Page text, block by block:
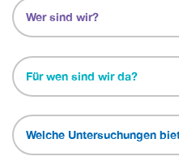
Wer sind wir?
Für wen sind wir da?
Welche Untersuchungen